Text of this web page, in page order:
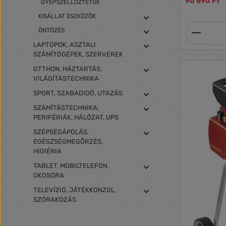
GYEPSZELLŐZTETŐK
KISÁLLAT ESZKÖZÖK
ÖNTÖZÉS
LAPTOPOK, ASZTALI
SZÁMÍTÓGÉPEK, SZERVEREK
OTTHON, HÁZTARTÁS,
VILÁGÍTÁSTECHNIKA
SPORT, SZABADIDŐ, UTAZÁS
SZÁMÍTÁSTECHNIKA,
PERIFÉRIÁK, HÁLÓZAT, UPS
SZÉPSÉGÁPOLÁS,
EGÉSZSÉGMEGŐRZÉS,
HIGIÉNIA
TABLET, MOBILTELEFON,
OKOSÓRA
TELEVÍZIÓ, JÁTÉKKONZOL,
SZÓRAKOZÁS
kapcsoló az
kerekekkel
Átlátszó,
biztonsági
aprított anyaghoz
ágátmérő: 0.045 m
Zajszint: 92